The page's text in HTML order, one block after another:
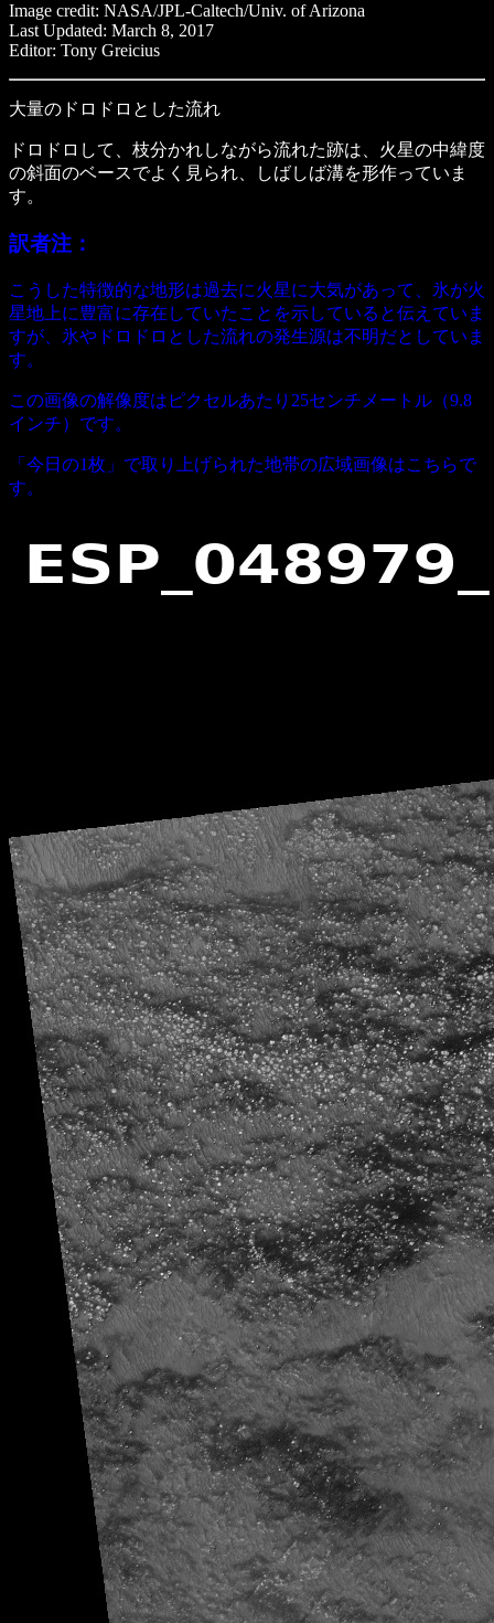
Image credit: NASA/JPL-Caltech/Univ. of Arizona
Last Updated: March 8, 2017
Editor: Tony Greicius
大量のドロドロとした流れ
ドロドロして、枝分かれしながら流れた跡は、火星の中緯度
の斜面のベースでよく見られ、しばしば溝を形作っていま
す。
訳者注：
こうした特徴的な地形は過去に火星に大気があって、氷が火
星地上に豊富に存在していたことを示していると伝えていま
すが、氷やドロドロとした流れの発生源は不明だとしていま
す。
この画像の解像度はピクセルあたり25センチメートル（9.8
インチ）です。
「今日の1枚」で取り上げられた地帯の広域画像はこちらで
す。